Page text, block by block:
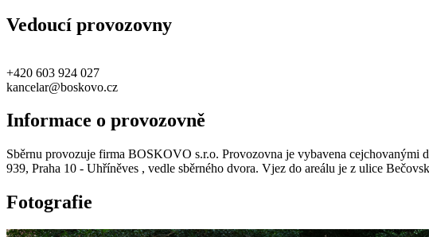
Vedoucí provozovny
+420 603 924 027
kancelar@boskovo.cz
Informace o provozovně
Sběrnu provozuje firma BOSKOVO s.r.o. Provozovna je vybavena cejchovanými
939, Praha 10 - Uhříněves , vedle sběrného dvora. Vjez do areálu je z ulice
Fotografie